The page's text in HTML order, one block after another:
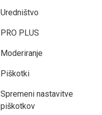
Uredništvo
PRO PLUS
Moderiranje
Piškotki
Spremeni nastavitve
piškotkov